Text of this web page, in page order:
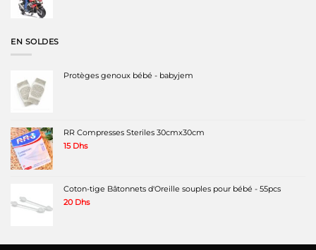
EN SOLDES
Protèges genoux bébé - babyjem
RR Compresses Steriles 30cmx30cm
15 Dhs
Coton-tige Bâtonnets d'Oreille souples pour bébé - 55pcs
20 Dhs